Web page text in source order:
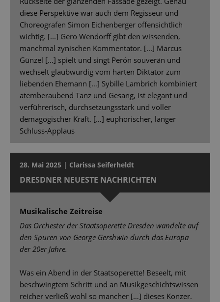
diese Perspektive war auch dem Regisseur und
Choreografen Simon Eichenberger offensichtlich
wichtig. [...] Gero Wendorff gibt den wissenden,
manchmal zynischen Kommentator. [...] Marcus
Günzel […] spielt und singt Perón souverän und
wechselt glaubwürdig vom harten Diktator zum
liebenden Ehemann […] Sybille Lambrich kombiniert
atemberaubend Tanz und Gesang, ist elegant und
verführerisch, durchsetzungsstark und voller
demagogischer Kraft. […] euphorischer, langer
Schluss-Applaus
28. Mai 2025 | Clarissa Seiferheldt
DRESDNER NEUESTE NACHRICHTEN
Musikalische Zeitreise
Das Orchester der Staatsoperette Dresden wandelte auf
den Spuren von George Gershwin durch das Europa
der 20er Jahre.
Was ein Abend in der Staatsoperette! Beseelt, mit
beschwingtem Schritt und an Musikgeschichtswissen
reicher verließ wohl so mancher […] dieses Konzer.